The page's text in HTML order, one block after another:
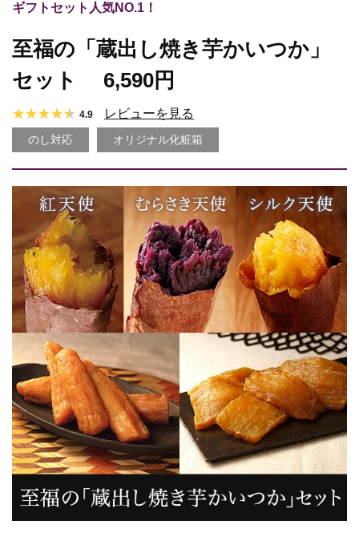
ギフトセット人気NO.1！
至福の「蔵出し焼き芋かいつか」
セット
6,590円
4.9 レビューを見る
のし対応 オリジナル化粧箱